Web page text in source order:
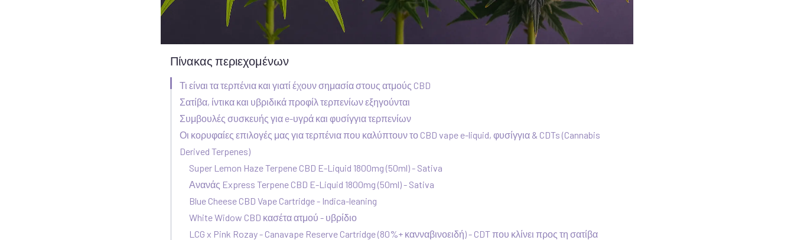
Πίνακας περιεχομένων
Τι είναι τα τερπένια και γιατί έχουν σημασία στους ατμούς CBD
Σατίβα, ίντικα και υβριδικά προφίλ τερπενίων εξηγούνται
Συμβουλές συσκευής για e-υγρά και φυσίγγια τερπενίων
Οι κορυφαίες επιλογές μας για τερπένια που καλύπτουν το CBD vape e-liquid, φυσίγγια & CDTs (Cannabis
Derived Terpenes)
Super Lemon Haze Terpene CBD E-Liquid 1800mg (50ml) - Sativa
Ανανάς Express Terpene CBD E-Liquid 1800mg (50ml) - Sativa
Blue Cheese CBD Vape Cartridge - Indica-leaning
White Widow CBD κασέτα ατμού - υβρίδιο
LCG x Pink Rozay - Canavape Reserve Cartridge (80%+ κανναβινοειδή) - CDT που κλίνει προς τη σατίβα